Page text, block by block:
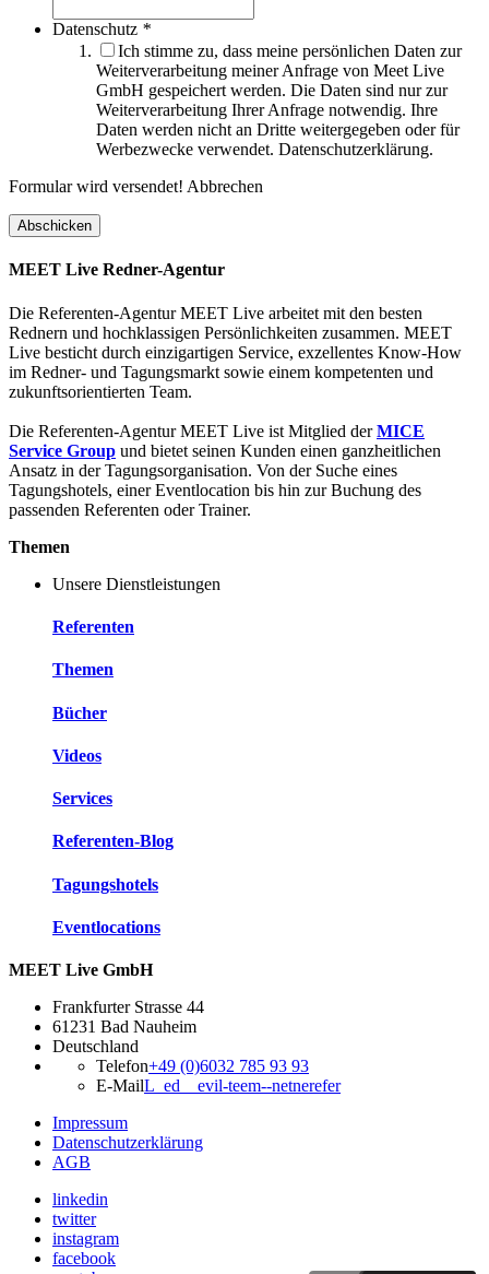
Datenschutz *
Ich stimme zu, dass meine persönlichen Daten zur
Weiterverarbeitung meiner Anfrage von Meet Live
GmbH gespeichert werden. Die Daten sind nur zur
Weiterverarbeitung Ihrer Anfrage notwendig. Ihre
Daten werden nicht an Dritte weitergegeben oder für
Werbezwecke verwendet. Datenschutzerklärung.
Formular wird versendet! Abbrechen
MEET Live Redner-Agentur
Die Referenten-Agentur MEET Live arbeitet mit den besten
Rednern und hochklassigen Persönlichkeiten zusammen. MEET
Live besticht durch einzigartigen Service, exzellentes Know-How
im Redner- und Tagungsmarkt sowie einem kompetenten und
zukunftsorientierten Team.
Die Referenten-Agentur MEET Live ist Mitglied derMICE
Service Group und bietet seinen Kunden einen ganzheitlichen
Ansatz in der Tagungsorganisation. Von der Suche eines
Tagungshotels, einer Eventlocation bis hin zur Buchung des
passenden Referenten oder Trainer.
Themen
Unsere Dienstleistungen
Referenten
Themen
Bücher
Videos
Services
Referenten-Blog
Tagungshotels
Eventlocations
MEET Live GmbH
Frankfurter Strasse 44
61231 Bad Nauheim
Deutschland
Telefon+49 (0)6032 785 93 93
E-MailL_ed__evil-teem--netnerefer
Impressum
Datenschutzerklärung
AGB
linkedin
twitter
instagram
facebook